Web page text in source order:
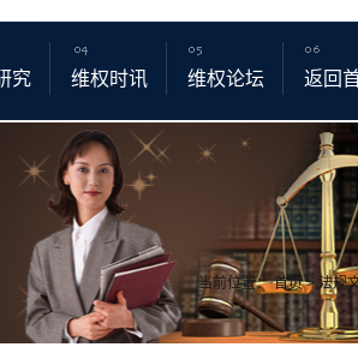
究 维权时讯 维权论坛 返回
当前位置：首页> 法规